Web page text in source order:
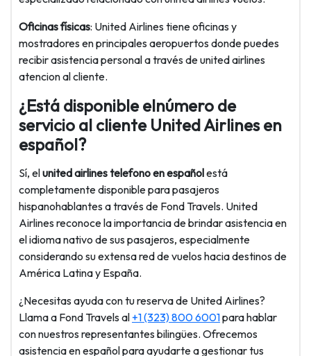
Oficinas físicas: United Airlines tiene oficinas y
mostradores en principales aeropuertos donde puedes
recibir asistencia personal a través de united airlines
atencion al cliente.
¿Está disponible elnúmero de
servicio al cliente United Airlines en
español?
Sí, elunited airlines telefono en españolestá
completamente disponible para pasajeros
hispanohablantes a través de Fond Travels. United
Airlines reconoce la importancia de brindar asistencia en
el idioma nativo de sus pasajeros, especialmente
considerando su extensa red de vuelos hacia destinos de
América Latina y España.
¿Necesitas ayuda con tu reserva de United Airlines?
Llama a Fond Travels al +1 (323) 800 6001para hablar
con nuestros representantes bilingües. Ofrecemos
asistencia en español para ayudarte a gestionar tus